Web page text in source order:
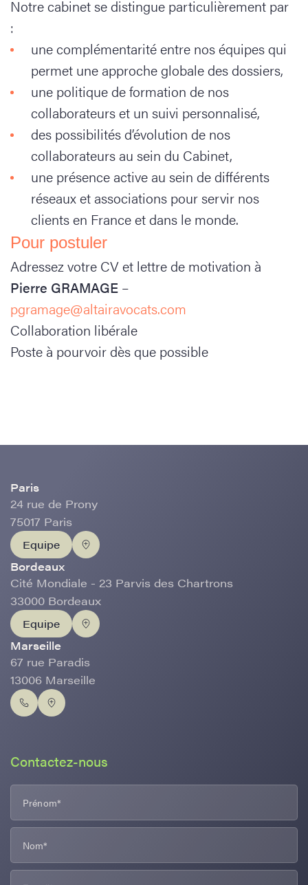
Notre cabinet se distingue particulièrement par
:
une complémentarité entre nos équipes qui
permet une approche globale des dossiers,
une politique de formation de nos
collaborateurs et un suivi personnalisé,
des possibilités d’évolution de nos
collaborateurs au sein du Cabinet,
une présence active au sein de différents
réseaux et associations pour servir nos
clients en France et dans le monde.
Pour postuler
Adressez votre CV et lettre de motivation à
Pierre GRAMAGE –
pgramage@altairavocats.com
Collaboration libérale
Poste à pourvoir dès que possible
Paris
24 rue de Prony
75017 Paris
Equipe
Bordeaux
Cité Mondiale - 23 Parvis des Chartrons
33000 Bordeaux
Equipe
Marseille
67 rue Paradis
13006 Marseille
Contactez-nous